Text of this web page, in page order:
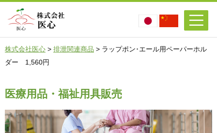
株式会社医心 > 排泄関連商品 > ラップポン･エール用ペーパーホル
ダー 1,560円
医療用品・福祉用具販売